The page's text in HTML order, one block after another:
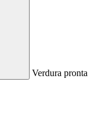
Verdura pronta